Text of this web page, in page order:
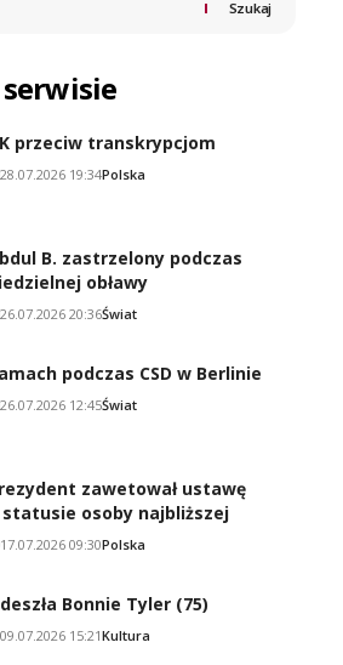
Szukaj
przeciw transkrypcjom
28.07.2026 19:34Polska
B. zastrzelony podczas
obławy
26.07.2026 20:36Świat
podczas CSD w Berlinie
26.07.2026 12:45Świat
zawetował ustawę
statusie osoby najbliższej
17.07.2026 09:30Polska
Bonnie Tyler (75)
09.07.2026 15:21Kultura